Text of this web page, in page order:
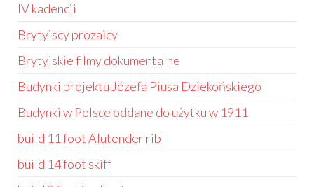
IV kadencji
Brytyjscy prozaicy
Brytyjskie filmy dokumentalne
Budynki projektu Józefa Piusa Dziekońskiego
Budynki w Polsce oddane do użytku w 1911
build 11 foot Alutender rib
build 14 foot skiff